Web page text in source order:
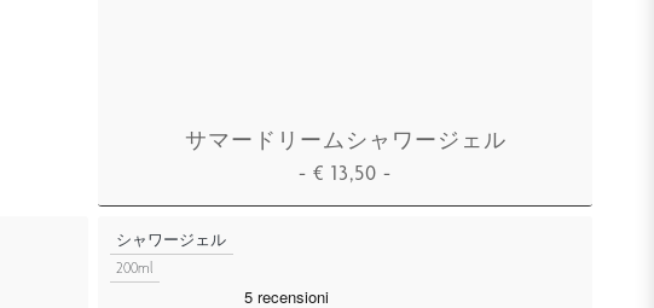
サマードリームシャワージェル
-€ 13,50 -
シャワージェル
200ml